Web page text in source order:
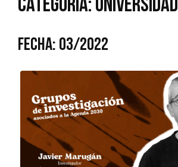
CATEGORÍA: UNIVERSIDAD
FECHA: 03/2022